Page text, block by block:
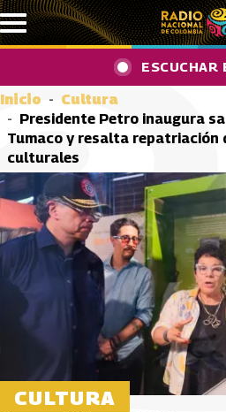
Pasar al contenido principal
ESCUCHAR
Inicio
Cultura
Presidente Petro inaugura
Tumaco y resalta repatriación
culturales
CULTURA